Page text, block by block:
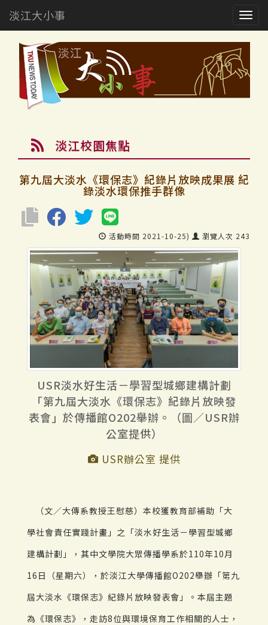
淡江大小事
淡江校園焦點
第九屆大淡水《環保志》紀錄片放映成果展 紀
錄淡水環保推手群像
活動時間 2021-10-25) 瀏覽人次 243
USR淡水好生活－學習型城鄉建構計劃
「第九屆大淡水《環保志》紀錄片放映發
表會」於傳播館O202舉辦。（圖／USR辦
公室提供）
USR辦公室 提供
（文／大傳系教授王慰慈）本校獲教育部補助「大
學社會責任實踐計畫」之「淡水好生活－學習型城鄉
建構計劃」，其中文學院大眾傳播學系於110年10月
16日（星期六），於淡江大學傳播館O202舉辦「第九
屆大淡水《環保志》紀錄片放映發表會」。本屆主題
為《環保志》，走訪8位與環境保育工作相關的人士，